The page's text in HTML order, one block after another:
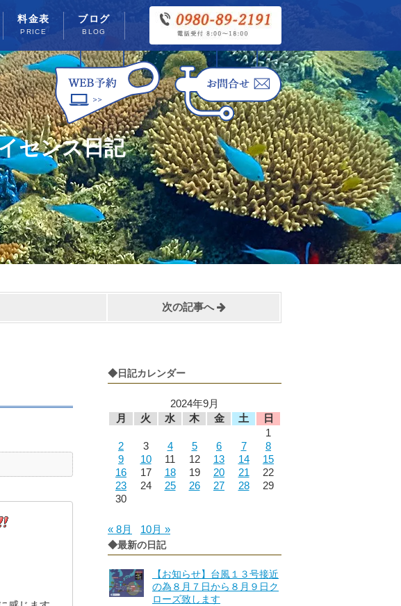
料金表
PRICE
ブログ
BLOG
センス日記
次の記事へ
◆日記カレンダー
2024年9月
月
火 水 木 金 土
日
1
2
3 4 5 6 7
8
9
10 11 12 13 14
15
16
17 18 19 20 21
22
23
24 25 26 27 28
29
30
« 8月 10月 »
◆最新の日記
【お知らせ】台風１３号接近
の為８月７日から８月９日ク
ローズ致します